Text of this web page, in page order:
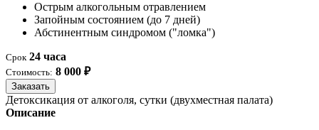
Острым алкогольным отравлением
Запойным состоянием (до 7 дней)
Абстинентным синдромом ("ломка")
Срок 24 часа
Стоимость: 8 000 ₽
Заказать
Детоксикация от алкоголя, сутки (двухместная палата)
Описание